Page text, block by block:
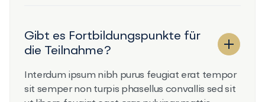
Gibt es Fortbildungspunkte für
die Teilnahme?
Interdum ipsum nibh purus feugiat erat tempor
sit semper non turpis phasellus convallis sed sit